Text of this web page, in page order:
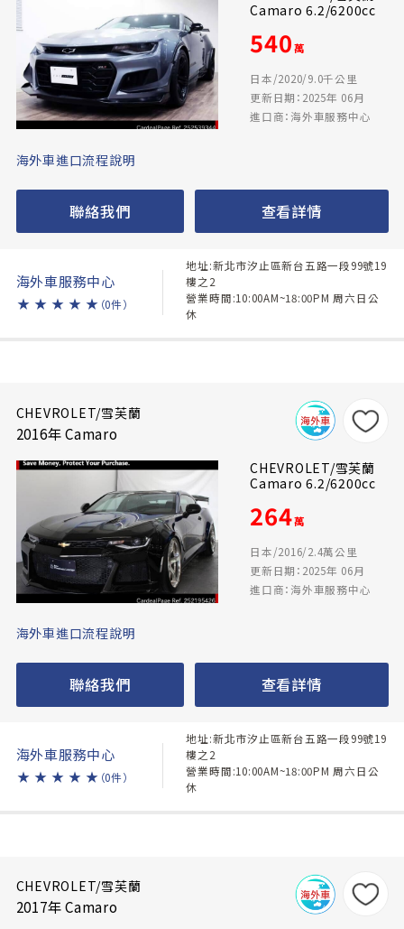
Camaro 6.2/6200cc
540萬
日本/2020/9.0千公里
更新日期：2025年 06月
進口商：海外車服務中心
海外車進口流程說明
聯絡我們 查看詳情
海外車服務中心
★ ★ ★ ★ ★ （0件）
地址:新北市汐止區新台五路一段99號19
樓之2
營業時間:10:00AM~18:00PM 周六日公
休
CHEVROLET/雪芙蘭
2016年 Camaro
CHEVROLET/雪芙蘭
Camaro 6.2/6200cc
264萬
日本/2016/2.4萬公里
更新日期：2025年 06月
進口商：海外車服務中心
海外車進口流程說明
聯絡我們 查看詳情
海外車服務中心
★ ★ ★ ★ ★ （0件）
地址:新北市汐止區新台五路一段99號19
樓之2
營業時間:10:00AM~18:00PM 周六日公
休
CHEVROLET/雪芙蘭
2017年 Camaro